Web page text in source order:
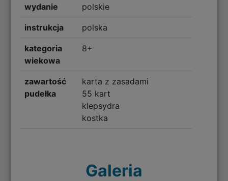
wydanie polskie
instrukcja polska
kategoria
wiekowa
8+
zawartość
pudełka
karta z zasadami
55 kart
klepsydra
kostka
Galeria